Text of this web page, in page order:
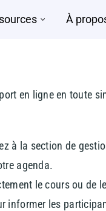
À
en ligne en toute
à la section de
agenda.
le cours ou de
informer les